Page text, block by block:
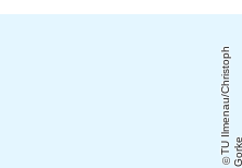
T
U
Il
m
e
n
a
u
/
C
h
ri
s
t
o
p
h
G
o
r
k